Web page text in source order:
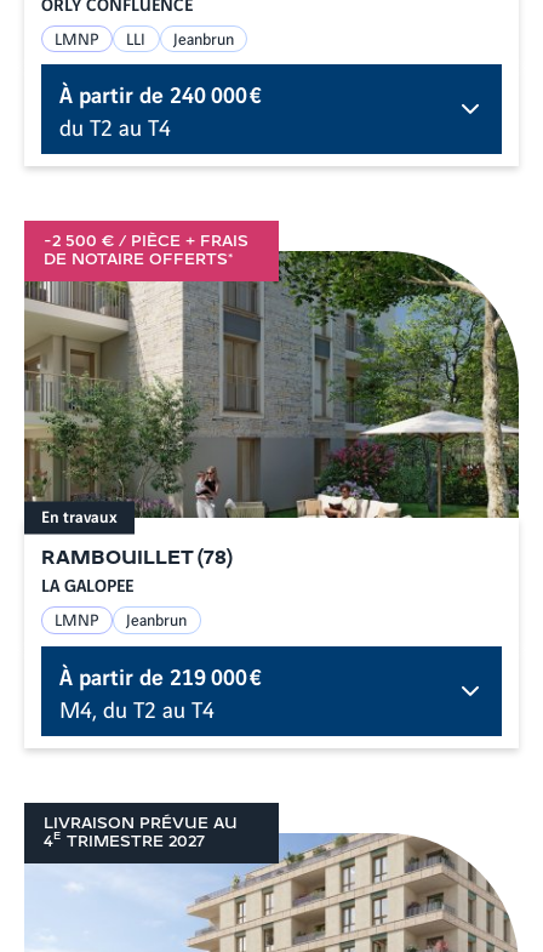
LMNP LLI Jeanbrun
À partir de240 000 €
du T2 au T4
-2 500 € / PIÈCE + FRAIS
DE NOTAIRE OFFERTS*
RAMBOUILLET(78)
LA GALOPEE
En travaux
LMNP Jeanbrun
À partir de219 000 €
M4, du T2 au T4
LIVRAISON PRÉVUE AU
4E TRIMESTRE 2027